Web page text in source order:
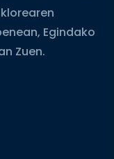
Egindako
Zuen.